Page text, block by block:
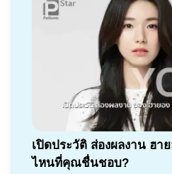
เปิดประวัติ ส่องผลงาน ฮาย
ไหนที่คุณชื่นชอบ?